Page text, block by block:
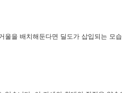
을 배치해둔다면 딜도가 삽입되는 모